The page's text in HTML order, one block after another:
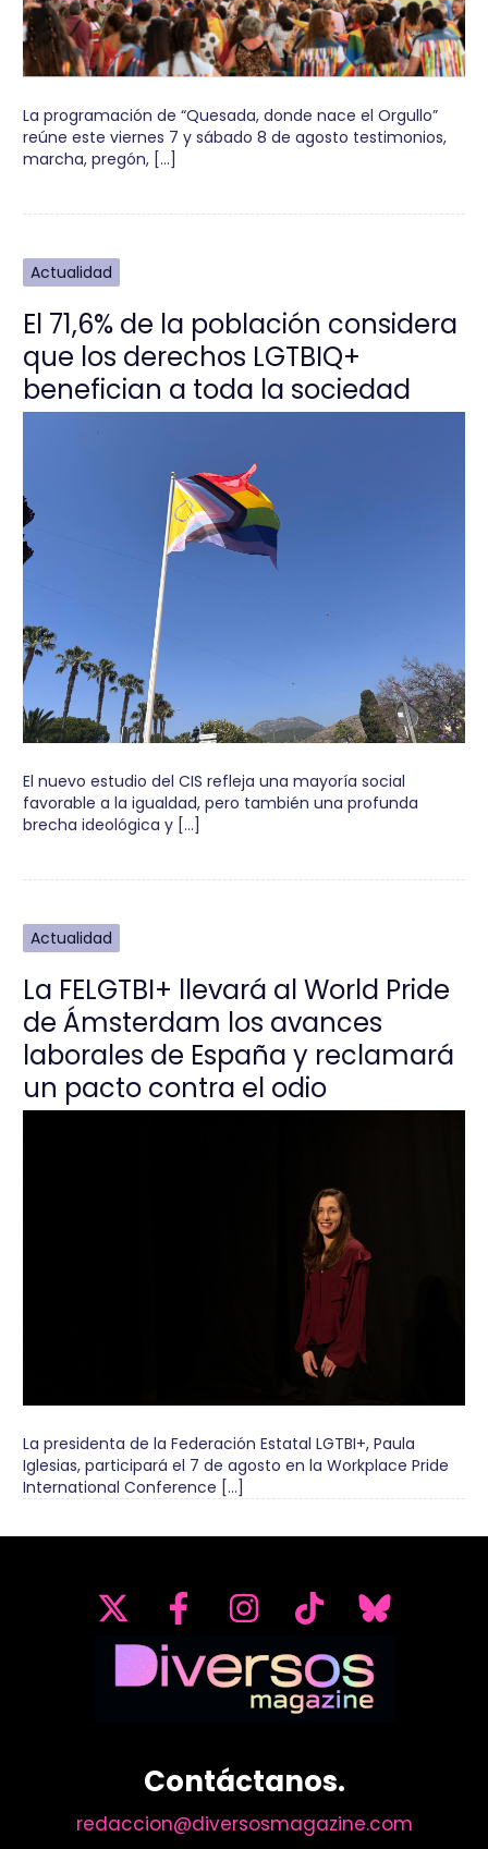
La programación de “Quesada, donde nace el Orgullo”
reúne este viernes 7 y sábado 8 de agosto testimonios,
marcha, pregón, […]
Actualidad
El 71,6% de la población considera
que los derechos LGTBIQ+
benefician a toda la sociedad
El nuevo estudio del CIS refleja una mayoría social
favorable a la igualdad, pero también una profunda
brecha ideológica y […]
Actualidad
La FELGTBI+ llevará al World Pride
de Ámsterdam los avances
laborales de España y reclamará
un pacto contra el odio
La presidenta de la Federación Estatal LGTBI+, Paula
Iglesias, participará el 7 de agosto en la Workplace Pride
International Conference […]
Contáctanos.
redaccion@diversosmagazine.com